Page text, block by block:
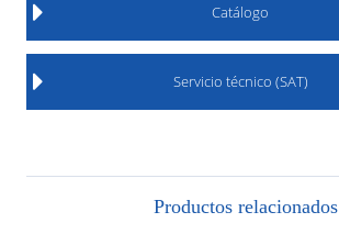
Catálogo
Servicio técnico (SAT)
Productos relacionados